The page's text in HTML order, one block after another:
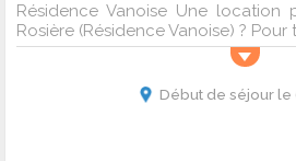
Résidence Vanoise Une
Rosière (Résidence Vanoise) ?
Début de séjour le